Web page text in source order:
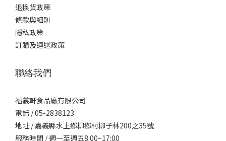
退換貨政策
條款與細則
隱私政策
訂購及運送政策
聯絡我們
福義軒食品廠有限公司
電話 / 05-2838123
地址 / 嘉義縣水上鄉柳鄉村柳子林200之35號
服務時間 / 週一至週五8:00~17:00